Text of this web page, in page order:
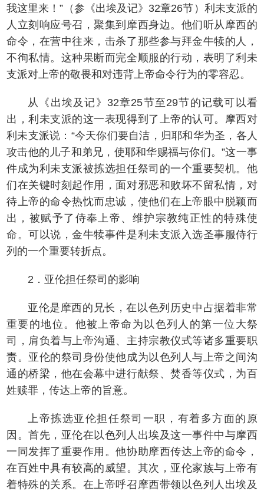
我这里来！”（参《出埃及记》32章26节）利未支派的
人立刻响应号召，聚集到摩西身边。他们听从摩西的
命令，在营中往来，击杀了那些参与拜金牛犊的人，
不徇私情。这种果断而完全顺服的行动，表明了利未
支派对上帝的敬畏和对违背上帝命令行为的零容忍。
从《出埃及记》32章25节至29节的记载可以看
出，利未支派的这一表现得到了上帝的认可。摩西对
利未支派说：“今天你们要自洁，归耶和华为圣，各人
攻击他的儿子和弟兄，使耶和华赐福与你们。”这一事
件成为利未支派被拣选担任祭司的一个重要契机。他
们在关键时刻起作用，面对邪恶和败坏不留私情，对
待上帝的命令热忱而忠诚，使他们在上帝眼中脱颖而
出，被赋予了侍奉上帝、维护宗教纯正性的特殊使
命。可以说，金牛犊事件是利未支派入选圣事服侍行
列的一个重要转折点。
2．亚伦担任祭司的影响
亚伦是摩西的兄长，在以色列历史中占据着非常
重要的地位。他被上帝命为以色列人的第一位大祭
司，肩负着与上帝沟通、主持宗教仪式等诸多重要职
责。亚伦的祭司身份使他成为以色列人与上帝之间沟
通的桥梁，他在会幕中进行献祭、焚香等仪式，为百
姓赎罪，传达上帝的旨意。
上帝拣选亚伦担任祭司一职，有着多方面的原
因。首先，亚伦在以色列人出埃及这一事件中与摩西
一同发挥了重要作用。他协助摩西传达上帝的命令，
在百姓中具有较高的威望。其次，亚伦家族与上帝有
着特殊的关系。在上帝呼召摩西带领以色列人出埃及